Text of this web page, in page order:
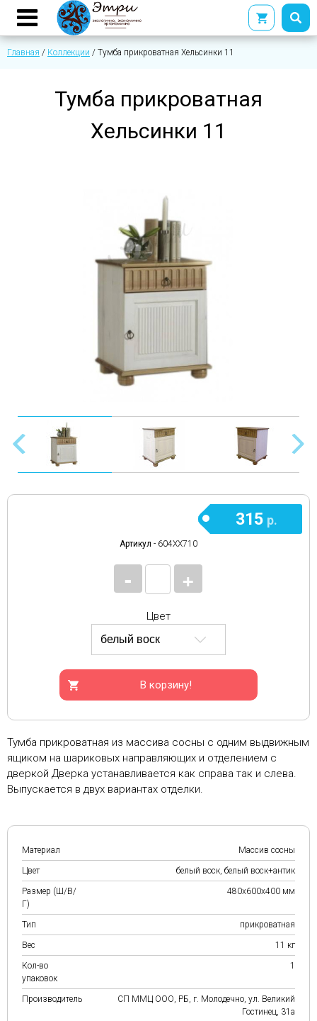
Главная / Коллекции / Тумба прикроватная Хельсинки 11
Тумба прикроватная
Хельсинки 11
Артикул - 604ХХ710
+
-
315 р.
Цвет
В корзину!
Тумба прикроватная из массива сосны с одним выдвижным
ящиком на шариковых направляющих и отделением с
дверкой Дверка устанавливается как справа так и слева.
Выпускается в двух вариантах отделки.
Материал Массив сосны
Цвет белый воск, белый воск+антик
Размер (Ш/В/
Г)
480х600х400 мм
Тип прикроватная
Вес 11 кг
Кол-во
упаковок
1
Производитель
СП ММЦ ООО, РБ, г. Молодечно, ул. Великий
Гостинец, 31а